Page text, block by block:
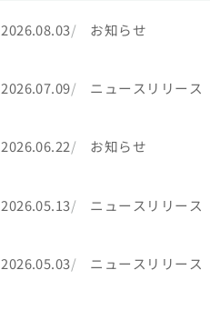
2026.08.03 お知らせ
2026.07.09 ニュースリリース
2026.06.22 お知らせ
2026.05.13 ニュースリリース
2026.05.03 ニュースリリース